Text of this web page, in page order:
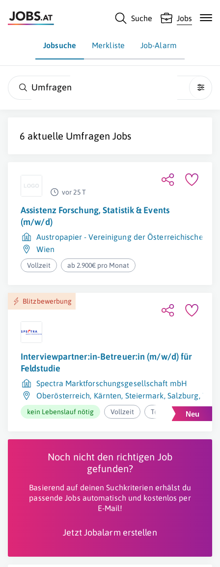
Suche Jobs
Jobsuche Merkliste Job-Alarm
Umfragen
6 aktuelle Umfragen Jobs
vor 25 T
Assistenz Forschung, Statistik & Events
(m/w/d)
Austropapier - Vereinigung der Österreichischen
Wien
Vollzeit ab 2.900€ pro Monat
Blitzbewerbung
Interviewpartner:in-Betreuer:in (m/w/d) für
Feldstudie
Spectra Marktforschungsgesellschaft mbH
Oberösterreich, Kärnten, Steiermark, Salzburg, Tirol
kein Lebenslauf nötig Vollzeit Teilzeit/geringfügig
Noch nicht den richtigen Job
gefunden?
Basierend auf deinen Suchkriterien erhälst du
passende Jobs automatisch und kostenlos per
E-Mail!
Jetzt Jobalarm erstellen